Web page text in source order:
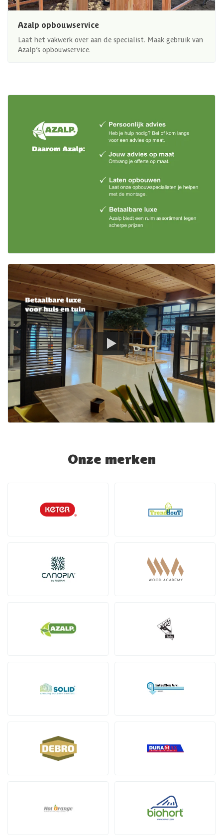
Azalp opbouwservice
Laat het vakwerk over aan de specialist. Maak gebruik van
Azalp’s opbouwservice.
Onze merken